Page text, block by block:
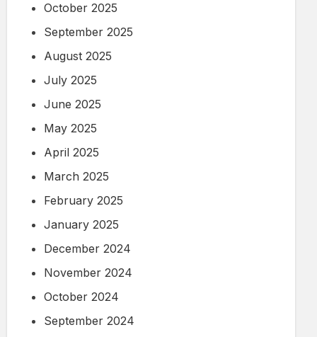
October 2025
September 2025
August 2025
July 2025
June 2025
May 2025
April 2025
March 2025
February 2025
January 2025
December 2024
November 2024
October 2024
September 2024